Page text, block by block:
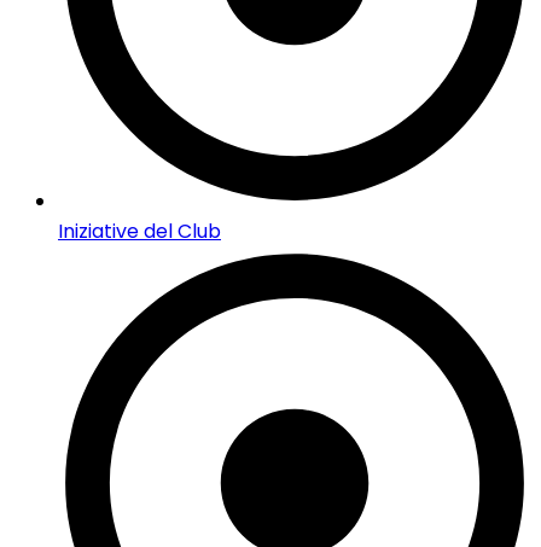
Iniziative del Club